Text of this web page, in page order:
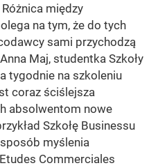
między
na tym, że do tych
sami przychodzą
Maj, studentka Szkoły
tygodnie na szkoleniu
coraz ściślejsza
absolwentom nowe
Szkołę Businessu
myślenia
Commerciales